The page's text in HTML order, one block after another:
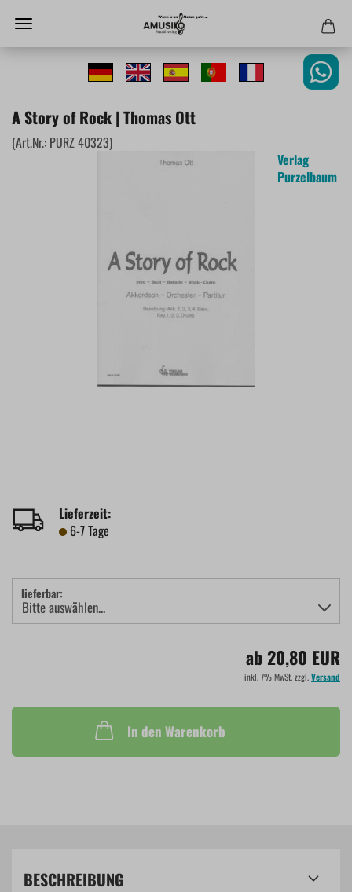
A Story of Rock | Thomas Ott
(Art.Nr.: PURZ 40323)
Verlag
Purzelbaum
Lieferzeit:
6-7 Tage
lieferbar:
ab 20,80 EUR
inkl. 7% MwSt. zzgl.Versand
In den Warenkorb
BESCHREIBUNG